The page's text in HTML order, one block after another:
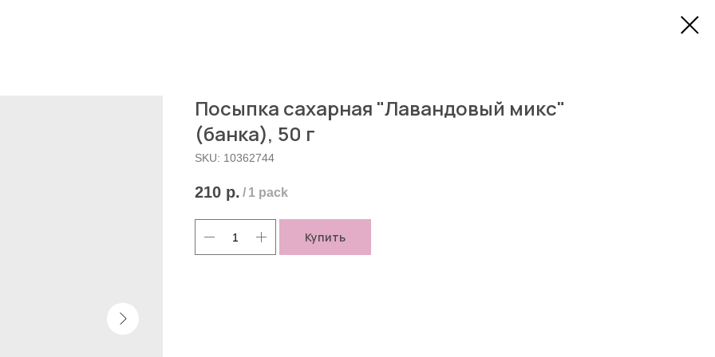
Посыпка сахарная "Лавандовый микс"
(банка), 50 г
SKU: 10362744
210 р. / 1 pack
Купить